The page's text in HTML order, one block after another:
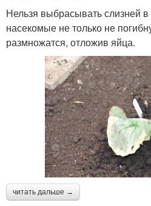
Нельзя выбрасывать слизней
насекомые не только не
размножатся, отложив яйца.
читать дальше →